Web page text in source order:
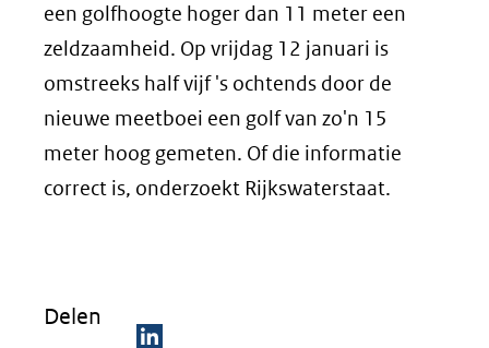
een golfhoogte hoger dan 11 meter een
zeldzaamheid. Op vrijdag 12 januari is
omstreeks half vijf 's ochtends door de
nieuwe meetboei een golf van zo'n 15
meter hoog gemeten. Of die informatie
correct is, onderzoekt Rijkswaterstaat.
Delen